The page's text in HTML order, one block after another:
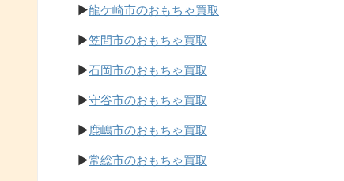
▶龍ケ崎市のおもちゃ買取
▶笠間市のおもちゃ買取
▶石岡市のおもちゃ買取
▶守谷市のおもちゃ買取
▶鹿嶋市のおもちゃ買取
▶常総市のおもちゃ買取